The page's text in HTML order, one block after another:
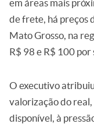
em áreas mais
de frete, há preços
Mato Grosso, na
R$ 98 e R$ 100 por
O executivo
valorização do
disponível, à